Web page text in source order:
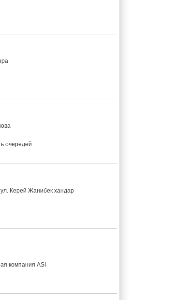
очередей
Керей Жанибек хандар
компания ASI